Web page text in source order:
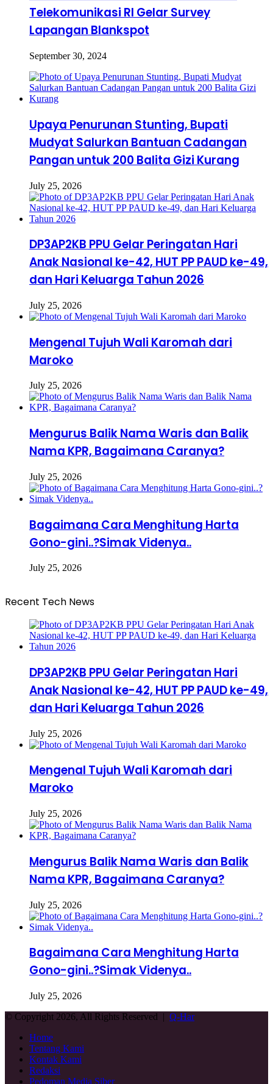
Telekomunikasi RI Gelar Survey
Lapangan Blankspot
September 30, 2024
Upaya Penurunan Stunting, Bupati
Mudyat Salurkan Bantuan Cadangan
Pangan untuk 200 Balita Gizi Kurang
July 25, 2026
DP3AP2KB PPU Gelar Peringatan Hari
Anak Nasional ke-42, HUT PP PAUD ke-49,
dan Hari Keluarga Tahun 2026
July 25, 2026
Mengenal Tujuh Wali Karomah dari
Maroko
July 25, 2026
Mengurus Balik Nama Waris dan Balik
Nama KPR, Bagaimana Caranya?
July 25, 2026
Bagaimana Cara Menghitung Harta
Gono-gini..?Simak Videnya..
July 25, 2026
Recent Tech News
DP3AP2KB PPU Gelar Peringatan Hari
Anak Nasional ke-42, HUT PP PAUD ke-49,
dan Hari Keluarga Tahun 2026
July 25, 2026
Mengenal Tujuh Wali Karomah dari
Maroko
July 25, 2026
Mengurus Balik Nama Waris dan Balik
Nama KPR, Bagaimana Caranya?
July 25, 2026
Bagaimana Cara Menghitung Harta
Gono-gini..?Simak Videnya..
July 25, 2026
© Copyright 2026, All Rights Reserved | Q-Har
Home
Tentang Kami
Kontak Kami
Redaksi
Pedoman Media Siber